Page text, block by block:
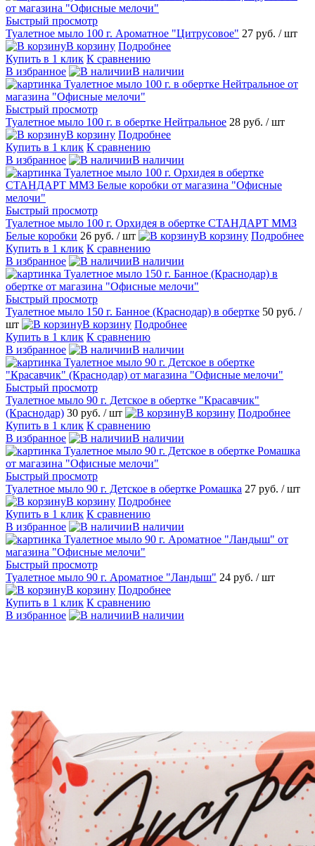
Быстрый просмотр
Туалетное мыло 100 г. Ароматное "Цитрусовое" 27 руб. / шт
В корзину Подробнее
Купить в 1 клик К сравнению
В избранное
В наличии
Быстрый просмотр
Туалетное мыло 100 г. в обертке Нейтральное 28 руб. / шт
В корзину Подробнее
Купить в 1 клик К сравнению
В избранное
В наличии
Быстрый просмотр
Туалетное мыло 100 г. Орхидея в обертке СТАНДАРТ ММЗ
Белые коробки 26 руб. / шт В корзину Подробнее
Купить в 1 клик К сравнению
В избранное
В наличии
Быстрый просмотр
Туалетное мыло 150 г. Банное (Краснодар) в обертке 50 руб. /
шт
В корзину Подробнее
Купить в 1 клик К сравнению
В избранное
В наличии
Быстрый просмотр
Туалетное мыло 90 г. Детское в обертке "Красавчик"
(Краснодар) 30 руб. / шт В корзину Подробнее
Купить в 1 клик К сравнению
В избранное
В наличии
Быстрый просмотр
Туалетное мыло 90 г. Детское в обертке Ромашка 27 руб. / шт
В корзину Подробнее
Купить в 1 клик К сравнению
В избранное
В наличии
Быстрый просмотр
Туалетное мыло 90 г. Ароматное "Ландыш" 24 руб. / шт
В корзину Подробнее
Купить в 1 клик К сравнению
В избранное
В наличии